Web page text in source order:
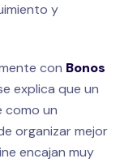
y
con Bonos
explica que un
como un
organizar mejor
encajan muy